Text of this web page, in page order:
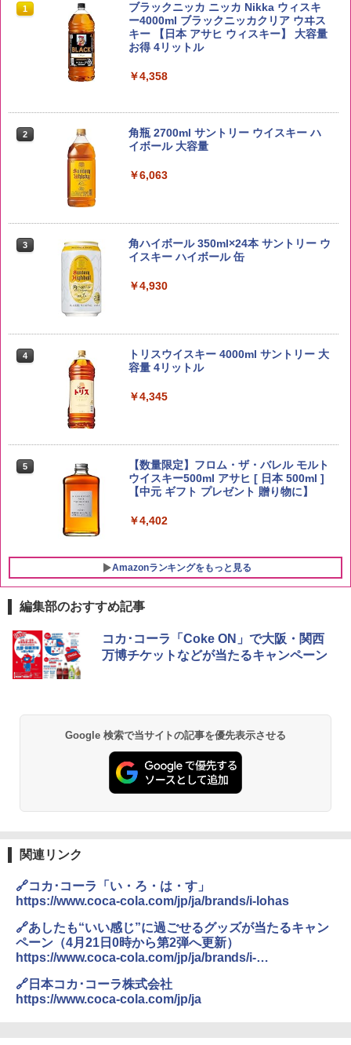
1 by Amazon 国産ブレンド米 精米 5kg
￥2,650
5kg 長野県産 令和7年産
kg 業務用 お米マイスターブレンド
米 5kg
5kg
￥3,274
1
ブラックニッカ ニッカ Nikka ウィスキ
ー4000ml ブラックニッカクリア ウヰス
キー 【日本 アサヒ ウィスキー】 大容量
お得 4リットル
￥4,358
2
角瓶 2700ml サントリー ウイスキー ハ
イボール 大容量
￥6,063
3
角ハイボール 350ml×24本 サントリー ウ
イスキー ハイボール 缶
￥4,930
4
トリスウイスキー 4000ml サントリー 大
容量 4リットル
￥4,345
5
【数量限定】フロム・ザ・バレル モルト
ウイスキー500ml アサヒ [ 日本 500ml ]
【中元 ギフト プレゼント 贈り物に】
￥4,402
Amazonランキングをもっと見る
1
チキンラーメン どんぶり 85g×12個 日清
食品 インスタント カップ麺
【公式】ブタメン とんこつ味 35g×15個
| 業務用 夜食 カップラーメン ミニカップ
麺 小腹 インスタント アウトドアにも ロ
ーリングストック 大人買い おやつカン
パニー
3
カップヌードル カップヌードルPRO シ
ーフードヌードル 高たんぱく&低糖質 さ
らに塩分控えめ 78g×12個
￥3,248
国分 tabete だし麺 千葉県産はまぐりだ
し 塩らーめん 108g×10袋 保存食 備蓄
1
[山善] スチームオーブンレンジ 25L 一人
暮らし 二人暮らし フラットテーブル ス
チーム調理 自動メニュー19種搭載 角皿
シャープ 過熱水蒸気 オーブンレンジ 23
L 1段調理 ブラック RE-WF232-B シンプ
ル操作 コンパクト 一人暮らし 二人暮ら
高効率 15L 一人暮らし 二人暮らし スチ
ーム調理 フラットテーブル トースト機
能 自動メニュー33種 簡単お手入れ ブラ
￥26,130
編集部のおすすめ記事
コカ･コーラ「Coke ON」で大阪・関西
万博チケットなどが当たるキャンペーン
Google 検索で当サイトの記事を優先表示させる
関連リンク
🔗コカ･コーラ「い・ろ・は・す」
https://www.coca-cola.com/jp/ja/brands/i-lohas
🔗あしたも“いい感じ”に過ごせるグッズが当たるキャン
ペーン（4月21日0時から第2弾へ更新）
https://www.coca-cola.com/jp/ja/brands/i-
🔗日本コカ･コーラ株式会社
https://www.coca-cola.com/jp/ja